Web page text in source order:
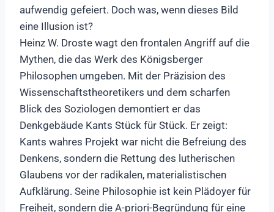
aufwendig gefeiert. Doch was, wenn dieses Bild
eine Illusion ist?
Heinz W. Droste wagt den frontalen Angriff auf die
Mythen, die das Werk des Königsberger
Philosophen umgeben. Mit der Präzision des
Wissenschaftstheoretikers und dem scharfen
Blick des Soziologen demontiert er das
Denkgebäude Kants Stück für Stück. Er zeigt:
Kants wahres Projekt war nicht die Befreiung des
Denkens, sondern die Rettung des lutherischen
Glaubens vor der radikalen, materialistischen
Aufklärung. Seine Philosophie ist kein Plädoyer für
Freiheit, sondern die A-priori-Begründung für eine